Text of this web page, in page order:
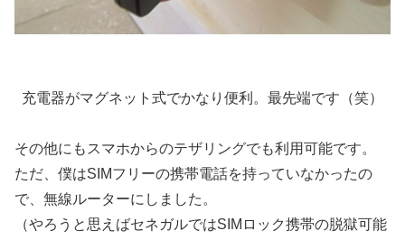
充電器がマグネット式でかなり便利。最先端です（笑）
その他にもスマホからのテザリングでも利用可能です。
ただ、僕はSIMフリーの携帯電話を持っていなかったの
で、無線ルーターにしました。
（やろうと思えばセネガルではSIMロック携帯の脱獄可能